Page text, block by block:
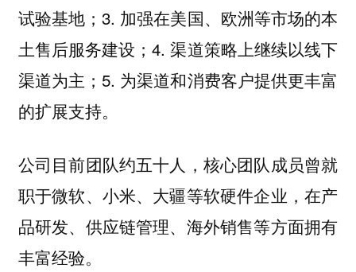
试验基地；3. 加强在美国、欧洲等市场的本
土售后服务建设；4. 渠道策略上继续以线下
渠道为主；5. 为渠道和消费客户提供更丰富
的扩展支持。
公司目前团队约五十人，核心团队成员曾就
职于微软、小米、大疆等软硬件企业，在产
品研发、供应链管理、海外销售等方面拥有
丰富经验。